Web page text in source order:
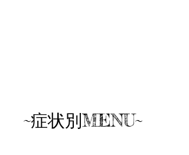
~症状別MENU~